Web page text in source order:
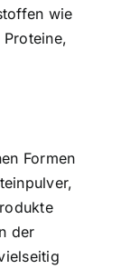
wie
Formen
der